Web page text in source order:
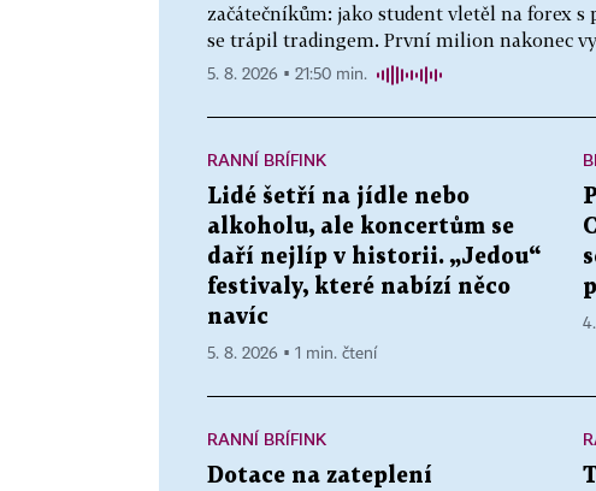
začátečníkům: jako student vletěl na forex
se trápil tradingem. První milion nakonec
5. 8. 2026 ▪ 21:50 min.
RANNÍ BRÍFINK
Lidé šetří na jídle nebo
alkoholu, ale koncertům se
daří nejlíp v historii. „Jedou“
festivaly, které nabízí něco
navíc
5. 8. 2026 ▪ 1 min. čtení
RANNÍ BRÍFINK
Dotace na zateplení